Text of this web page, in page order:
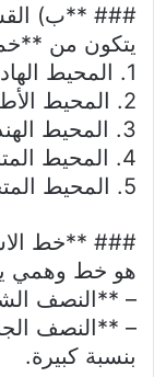
### **ب)
يتكون من
1. المحيط الهادي
2. المحيط الأطلسي
3. المحيط الهندي
4. المحيط المتجمد الشمالي
5. المحيط المتجمد الجنوبي
### **خط
هو خط وهمي
– **النصف
– **النصف
بنسبة كبيرة.